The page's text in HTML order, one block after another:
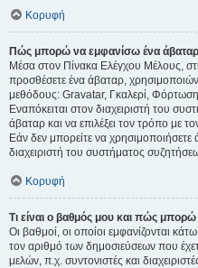
Κορυφή
Πώς μπορώ να εμφανίσω ένα
Μέσα στον Πίνακα Ελέγχου Μέλους,
προσθέσετε ένα άβαταρ,
μεθόδους: Gravatar, Γκαλερί,
Εναπόκειται στον διαχειριστή του
άβαταρ και να επιλέξει τον τρόπο με
Εάν δεν μπορείτε να
διαχειριστή του συστήματος
Κορυφή
Τι είναι ο βαθμός μου και πώς
Οι βαθμοί, οι οποίοι εμφανίζονται
τον αριθμό των δημοσιεύσεων που
μελών, π.χ. συντονιστές και